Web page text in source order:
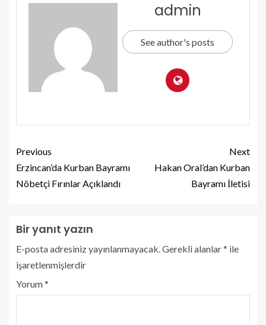
admin
See author's posts
Previous
Erzincan’da Kurban Bayramı
Nöbetçi Fırınlar Açıklandı
Next
Hakan Oral’dan Kurban
Bayramı İletisi
Bir yanıt yazın
E-posta adresiniz yayınlanmayacak.Gerekli alanlar* ile
işaretlenmişlerdir
Yorum*